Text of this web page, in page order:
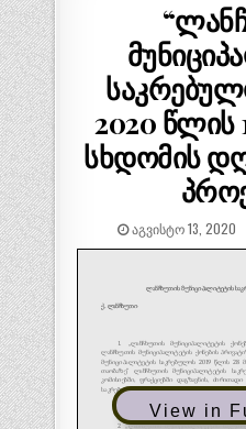
2020 წლის
სხდომის
ᲐᲒᲕᲘᲡᲢᲝ 13, 2020
View in